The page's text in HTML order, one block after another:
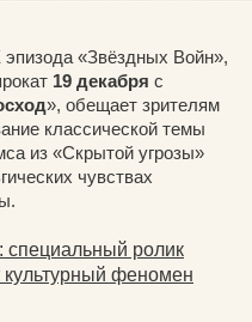
«Звёздных Войн»,
19 декабря с
», обещает зрителям
классической темы
из «Скрытой угрозы»
чувствах
специальный ролик
феномен